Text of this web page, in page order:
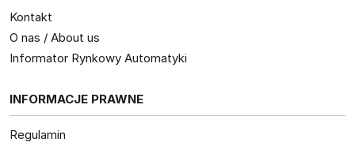
Kontakt
O nas / About us
Informator Rynkowy Automatyki
INFORMACJE PRAWNE
Regulamin